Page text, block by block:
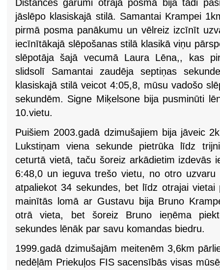
Distances garumi otrajā posmā bija tādi
jāslēpo klasiskajā stilā. Samantai Krampei
pirmā posma panākumu un vēlreiz izcīnīt
iecīnītākajā slēpošanas stilā klasikā viņu
slēpotāja šajā vecumā Laura Lēna,, kas
slidsolī Samantai zaudēja septiņas
klasiskajā stilā veicot 4:05,8, mūsu vadošo
sekundēm. Signe Miķelsone bija pusminūti
10.vietu.
Puišiem 2003.gadā dzimušajiem bija jāveic
Lukstiņam viena sekunde pietrūka līdz
ceturtā vietā, taču šoreiz arkādietim izdevās
6:48,0 un ieguva trešo vietu, no otro uzvaru
atpaliekot 34 sekundes, bet līdz otrajai
mainītās lomā ar Gustavu bija Bruno
otrā vieta, bet šoreiz Bruno ieņēma
sekundes lēnāk par savu komandas biedru.
1999.gadā dzimušajām meitenēm 3,6km
nedēļām Priekuļos FIS sacensībās visas